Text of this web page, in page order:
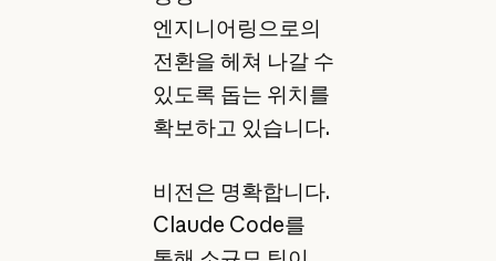
엔지니어링으로의
전환을 헤쳐 나갈 수
있도록 돕는 위치를
확보하고 있습니다.
비전은 명확합니다.
Claude Code를